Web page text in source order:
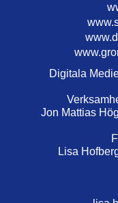
Digitala
Jon Mattias
Lisa